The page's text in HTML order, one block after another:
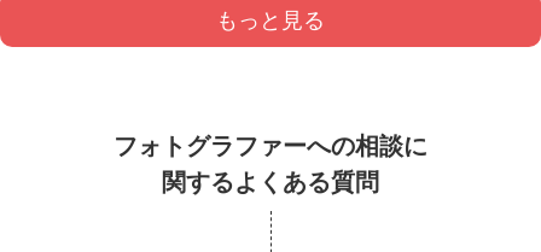
もっと見る
フォトグラファーへの相談に
関するよくある質問